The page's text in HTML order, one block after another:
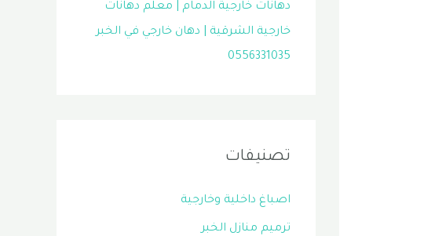
دهانات خارجية الدمام | معلم دهانات
خارجية الشرقية | دهان خارجي في الخبر
0556331035
تصنيفات
اصباغ داخلية وخارجية
ترميم منازل الخبر